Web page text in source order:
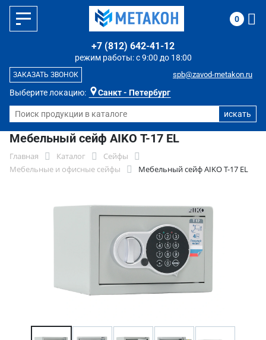
Выберите локацию: Санкт - Петербург
режим работы: с 9:00 до 18:00
+7 (812) 642-41-12
spb@zavod-metakon.ru
ЗАКАЗАТЬ ЗВОНОК
0
Мебельный сейф AIKO Т-17 EL
Главная Каталог
Сейфы
Мебельные и офисные сейфы
Мебельный сейф AIKO Т-17 EL